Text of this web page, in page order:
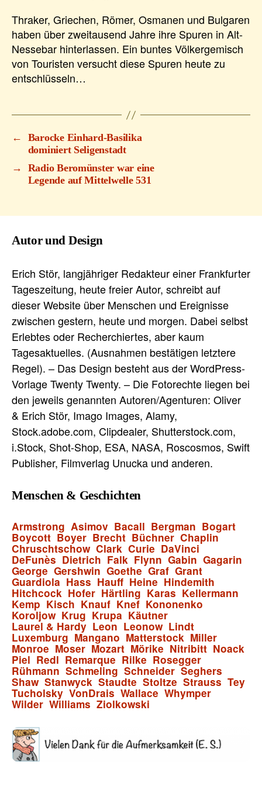
Thraker, Griechen, Römer, Osmanen und Bulgaren
haben über zweitausend Jahre ihre Spuren in Alt-
Nessebar hinterlassen. Ein buntes Völkergemisch
von Touristen versucht diese Spuren heute zu
entschlüsseln…
←
Barocke Einhard-Basilika
dominiert Seligenstadt
→
Radio Beromünster war eine
Legende auf Mittelwelle 531
Autor und Design
Erich Stör, langjähriger Redakteur einer Frankfurter
Tageszeitung, heute freier Autor, schreibt auf
dieser Website über Menschen und Ereignisse
zwischen gestern, heute und morgen. Dabei selbst
Erlebtes oder Recherchiertes, aber kaum
Tagesaktuelles. (Ausnahmen bestätigen letztere
Regel). – Das Design besteht aus der WordPress-
Vorlage Twenty Twenty. – Die Fotorechte liegen bei
den jeweils genannten Autoren/Agenturen: Oliver
& Erich Stör, Imago Images, Alamy,
Stock.adobe.com, Clipdealer, Shutterstock.com,
i.Stock, Shot-Shop, ESA, NASA, Roscosmos, Swift
Publisher, Filmverlag Unucka und anderen.
Menschen & Geschichten
Armstrong Asimov Bacall Bergman Bogart
Boycott Boyer Brecht Büchner Chaplin
Chruschtschow Clark Curie DaVinci
DeFunès Dietrich Falk Flynn Gabin Gagarin
George Gershwin Goethe Graf Grant
Guardiola Hass Hauff Heine Hindemith
Hitchcock Hofer Härtling Karas Kellermann
Kemp Kisch Knauf Knef Kononenko
Koroljow Krug Krupa Käutner
Laurel & Hardy Leon Leonow Lindt
Luxemburg Mangano Matterstock Miller
Monroe Moser Mozart Mörike Nitribitt Noack
Piel Redl Remarque Rilke Rosegger
Rühmann Schmeling Schneider Seghers
Shaw Stanwyck Staudte Stoltze Strauss Tey
Tucholsky VonDrais Wallace Whymper
Wilder Williams Ziolkowski